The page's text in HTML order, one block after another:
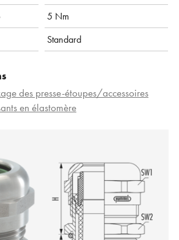
5 Nm
Standard
des presse-étoupes/accessoires
en élastomère